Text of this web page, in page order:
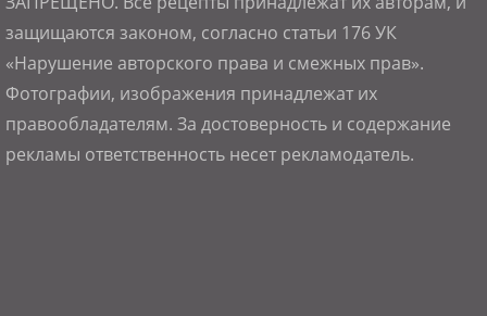
защищаются законом, согласно статьи 176 УК
«Нарушение авторского права и смежных прав».
Фотографии, изображения принадлежат их
правообладателям. За достоверность и содержание
рекламы ответственность несет рекламодатель.